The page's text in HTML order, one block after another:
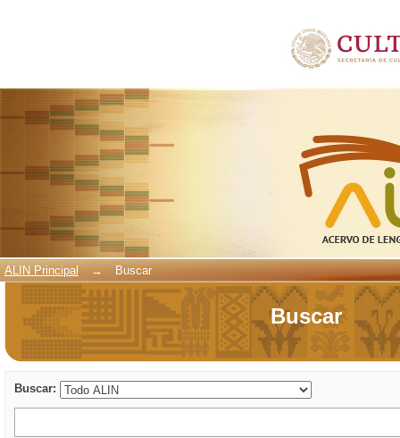
ALIN Principal → Buscar
Buscar
Buscar: